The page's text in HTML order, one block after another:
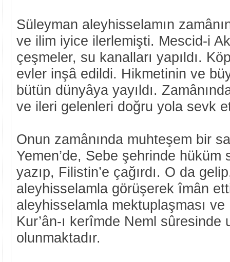
Süleyman aleyhisselamın
ve ilim iyice ilerlemişti. Mescid-i
çeşmeler, su kanalları yapıldı.
evler inşâ edildi. Hikmetinin ve
bütün dünyâya yayıldı.
ve ileri gelenleri doğru yola sevk
Onun zamânında muhteşem bir
Yemen’de, Sebe şehrinde hüküm
yazıp, Filistin’e çağırdı. O da
aleyhisselamla görüşerek îmân
aleyhisselamla mektuplaşması ve
Kur’ân-ı kerîmde Neml sûresinde
olunmaktadır.